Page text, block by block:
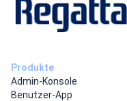
Produkte
Admin-Konsole
Benutzer-App